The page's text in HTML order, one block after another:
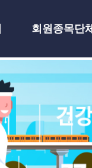
회원종목단체